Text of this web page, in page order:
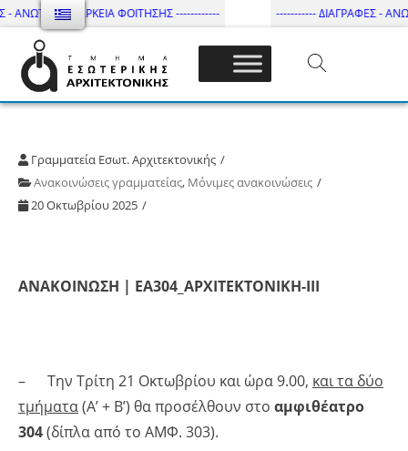
ΑΝΩΤΑΤΗ ΔΙΑΡΚΕΙΑ ΦΟΙΤΗΣΗΣ ------------ ----------- ΔΙΑΓΡΑΦΕΣ -
Τμήμα Εσωτ. Αρχιτεκτονικής – ΔΙ.ΠΑ.Ε
Γραμματεία Εσωτ. Αρχιτεκτονικής
Ανακοινώσεις γραμματείας, Μόνιμες ανακοινώσεις
20 Οκτωβρίου 2025
ΑΝΑΚΟΙΝΩΣΗ | ΕΑ304_ΑΡΧΙΤΕΚΤΟΝΙΚΗ-ΙΙΙ
– Την Τρίτη 21 Οκτωβρίου και ώρα 9.00, και τα δύο
τμήματα(Α’ + Β’) θα προσέλθουν στο αμφιθέατρο
304(δίπλα από το ΑΜΦ. 303).